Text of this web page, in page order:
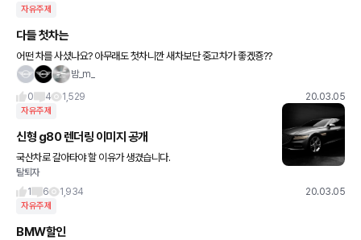
자유주제
다들 첫차는
어떤 차를 사셨나요? 아무래도 첫차니깐 새차보단 중고차가 좋겠죵??
밤_m_
0
4 1,529 20.03.05
자유주제
신형 g80 렌더링 이미지 공개
국산차로 갈아타야 할 이유가 생겼습니다.
탈퇴자
1
6 1,934 20.03.05
자유주제
BMW할인